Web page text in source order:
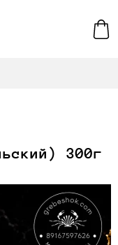
300г